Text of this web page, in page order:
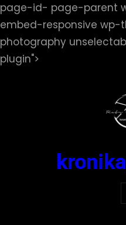
page-id- page-parent
embed-responsive
photography
plugin">